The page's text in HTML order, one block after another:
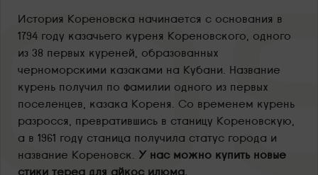
История Кореновска начинается с основания в
1794 году казачьего куреня Кореновского, одного
из 38 первых куреней, образованных
черноморскими казаками на Кубани. Название
курень получил по фамилии одного из первых
поселенцев, казака Кореня. Со временем курень
разросся, превратившись в станицу Кореновскую,
а в 1961 году станица получила статус города и
название Кореновск. У нас можно купить новые